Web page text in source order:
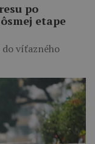
po
etape
víťazného